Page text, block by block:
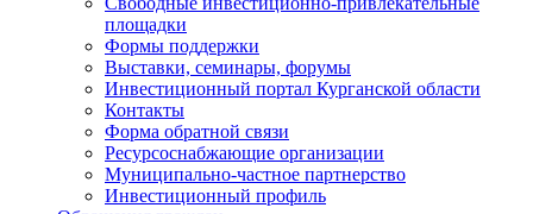
площадки
Формы поддержки
Выставки, семинары, форумы
Инвестиционный портал Курганской области
Контакты
Форма обратной связи
Ресурсоснабжающие организации
Муниципально-частное партнерство
Инвестиционный профиль